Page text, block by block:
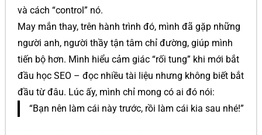
và cách “control” nó.
May mắn thay, trên hành trình đó, mình đã gặp những
người anh, người thầy tận tâm chỉ đường, giúp mình
tiến bộ hơn. Mình hiểu cảm giác “rối tung” khi mới bắt
đầu học SEO – đọc nhiều tài liệu nhưng không biết bắt
đầu từ đâu. Lúc ấy, mình chỉ mong có ai đó nói:
“Bạn nên làm cái này trước, rồi làm cái kia sau nhé!”